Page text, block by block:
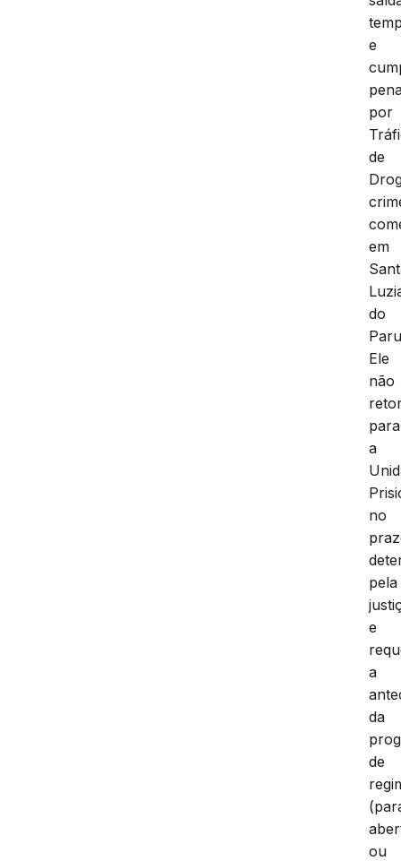
e
por
de
em
do
Ele
não
para
a
no
pela
e
a
da
de
ou